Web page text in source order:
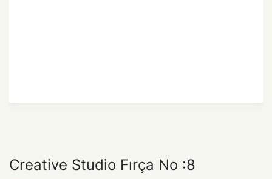
Creative Studio Fırça No :8